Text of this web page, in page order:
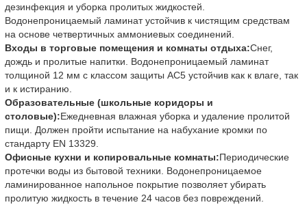
дезинфекция и уборка пролитых жидкостей.
Водонепроницаемый ламинат устойчив к чистящим средствам
на основе четвертичных аммониевых соединений.
Входы в торговые помещения и комнаты отдыха:Снег,
дождь и пролитые напитки. Водонепроницаемый ламинат
толщиной 12 мм с классом защиты AC5 устойчив как к влаге, так
и к истиранию.
Образовательные (школьные коридоры и
столовые):Ежедневная влажная уборка и удаление пролитой
пищи. Должен пройти испытание на набухание кромки по
стандарту EN 13329.
Офисные кухни и копировальные комнаты:Периодические
протечки воды из бытовой техники. Водонепроницаемое
ламинированное напольное покрытие позволяет убирать
пролитую жидкость в течение 24 часов без повреждений.